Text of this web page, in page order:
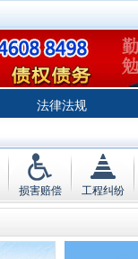
法律法规
损害赔偿 工程纠纷